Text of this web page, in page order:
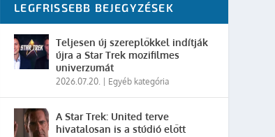
LEGFRISSEBB BEJEGYZÉSEK
Teljesen új szereplőkkel indítják
újra a Star Trek mozifilmes
univerzumát
2026.07.20. Egyéb kategória
A Star Trek: United terve
hivatalosan is a stúdió előtt